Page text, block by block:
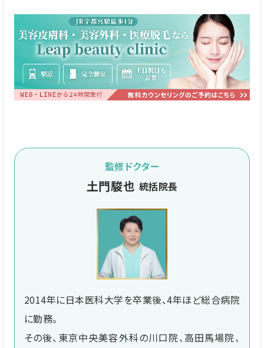
監修ドクター
土門駿也 統括院長
2014年に日本医科大学を卒業後、4年ほど総合病院
に勤務。
その後、東京中央美容外科の川口院、高田馬場院、